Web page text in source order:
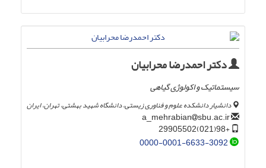
دکتر احمدرضا محرابیان
سیستماتیک و اکولوژی گیاهی
دانشیار دانشکده علوم و فناوری زیستی، دانشگاه شهید بهشتی، تهران، ایران
sbu.ac.ir
+98(021)29905502
0000-0001-6633-3092